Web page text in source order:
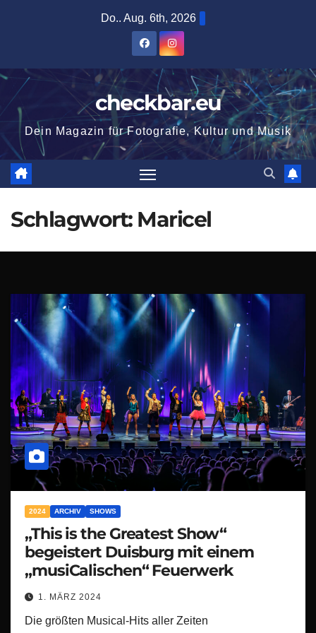
Do.. Aug. 6th, 2026
checkbar.eu
Dein Magazin für Fotografie, Kultur und Musik
Schlagwort: Maricel
2024 ARCHIV SHOWS
„This is the Greatest Show“
begeistert Duisburg mit einem
„musiCalischen“ Feuerwerk
1. MÄRZ 2024
Die größten Musical-Hits aller Zeiten